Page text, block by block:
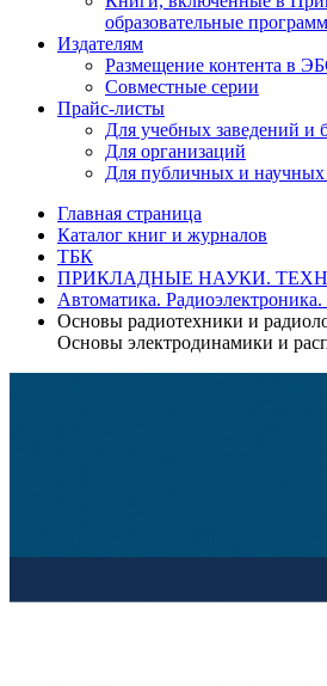
образовательные
Издателям
Размещение контента в
Совместные серии
Прайс-листы
Для учебных заведений и
Для организаций
Для публичных и научных
Главная страница
Каталог книг и журналов
ТБК
ПРИКЛАДНЫЕ НАУКИ.
Автоматика. Радиоэлектроника.
Основы радиотехники и
Основы электродинамики и